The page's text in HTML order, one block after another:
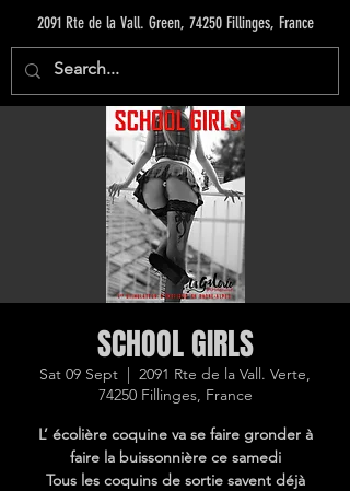
2091 Rte de la Vall. Green, 74250 Fillinges, France
SCHOOL GIRLS
Sat 09 Sept
  |
2091 Rte de la Vall. Verte,
74250 Fillinges, France
L’ écolière coquine va se faire gronder à
faire la buissonnière ce samedi
Tous les coquins de sortie savent déjà